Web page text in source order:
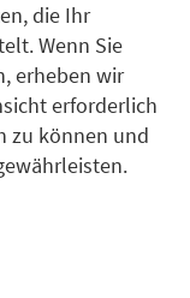
die Ihr
Wenn Sie
erheben wir
erforderlich
zu können und